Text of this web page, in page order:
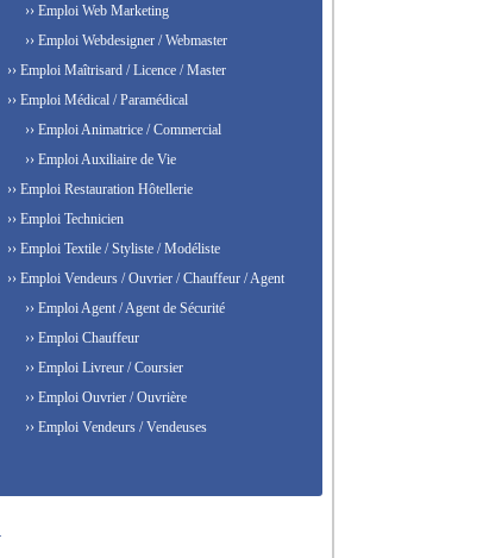
›› Emploi Web Marketing
›› Emploi Webdesigner / Webmaster
›› Emploi Maîtrisard / Licence / Master
›› Emploi Médical / Paramédical
›› Emploi Animatrice / Commercial
›› Emploi Auxiliaire de Vie
›› Emploi Restauration Hôtellerie
›› Emploi Technicien
›› Emploi Textile / Styliste / Modéliste
›› Emploi Vendeurs / Ouvrier / Chauffeur / Agent
›› Emploi Agent / Agent de Sécurité
›› Emploi Chauffeur
›› Emploi Livreur / Coursier
›› Emploi Ouvrier / Ouvrière
›› Emploi Vendeurs / Vendeuses